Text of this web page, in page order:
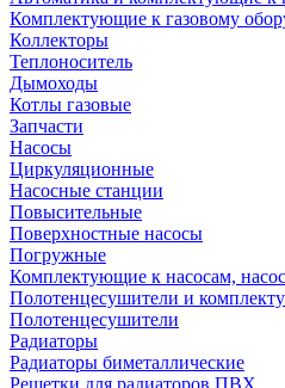
Комплектующие к газовому
Коллекторы
Теплоноситель
Дымоходы
Котлы газовые
Запчасти
Насосы
Циркуляционные
Насосные станции
Повысительные
Поверхностные насосы
Погружные
Комплектующие к насосам,
Полотенцесушители и
Полотенцесушители
Радиаторы
Радиаторы биметаллические
Решетки для радиаторов ПВХ